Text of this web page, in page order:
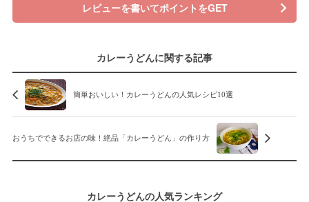
レビューを書いてポイントをGET
カレーうどんに関する記事
簡単おいしい！カレーうどんの人気レシピ10選
おうちでできるお店の味！絶品「カレーうどん」の作り方
カレーうどんの人気ランキング